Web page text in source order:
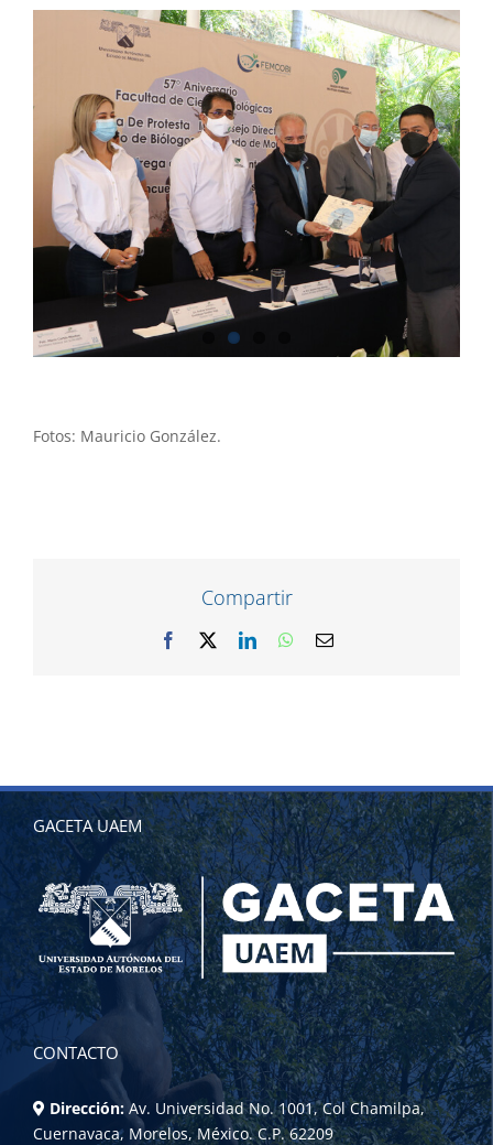
Fotos: Mauricio González.
Compartir
Facebook LinkedInWhatsApp
Correo
GACETA UAEM
CONTACTO
Dirección: Av. Universidad No. 1001, Col Chamilpa,
Cuernavaca, Morelos, México. C.P. 62209